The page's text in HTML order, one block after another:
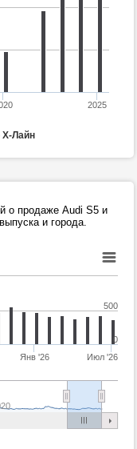
Х-Лайн
2025
о продаже Audi S5 и
и города.
Янв '26 Июл '26
0
500